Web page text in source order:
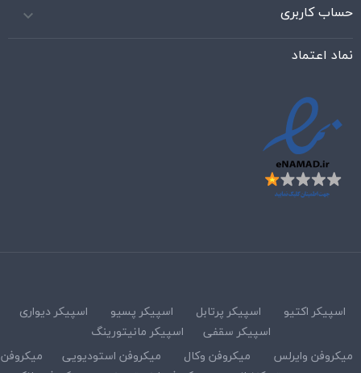
حساب کاربری 
نماد اعتماد
اسپیکر اکتیو اسپیکر پرتابل اسپیکر پسیو
اسپیکر دیواری
اسپیکر سقفی
اسپیکر مانیتورینگ
میکروفن وایرلس
میکروفن وکال میکروفن استودیویی
میکروفن